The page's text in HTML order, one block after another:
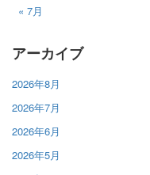
« 7月
アーカイブ
2026年8月
2026年7月
2026年6月
2026年5月